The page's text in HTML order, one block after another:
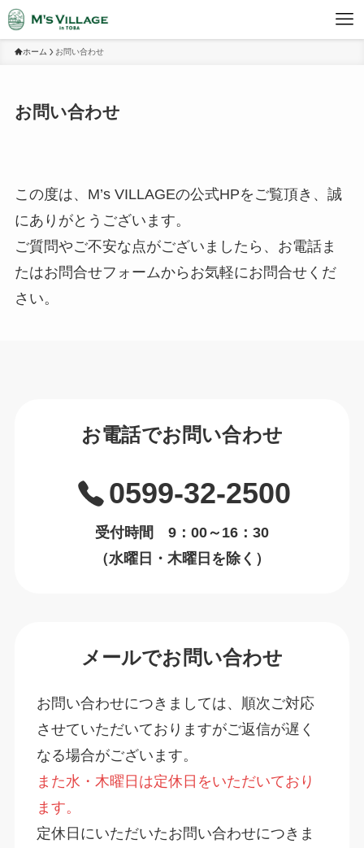
ホーム お問い合わせ
お問い合わせ
この度は、M’s VILLAGEの公式HPをご覧頂き、誠
にありがとうございます。
ご質問やご不安な点がございましたら、お電話ま
たはお問合せフォームからお気軽にお問合せくだ
さい。
お電話でお問い合わせ
0599-32-2500
受付時間 9：00～16：30
（水曜日・木曜日を除く）
メールでお問い合わせ
お問い合わせにつきましては、順次ご対応
させていただいておりますがご返信が遅く
なる場合がございます。
また水・木曜日は定休日をいただいており
ます。
定休日にいただいたお問い合わせにつきま